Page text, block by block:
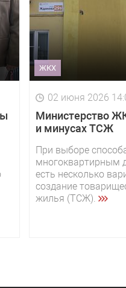
ЖКХ
02 июня 2026
Министерство
и минусах ТСЖ
При выборе
многоквартирным
есть несколько
создание
жилья (ТСЖ).